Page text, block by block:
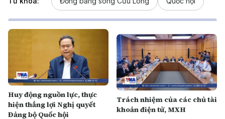
Huy động nguồn lực, thực
hiện thắng lợi Nghị quyết
Đảng bộ Quốc hội
Trách nhiệm của các chủ tài
khoản điện tử, MXH